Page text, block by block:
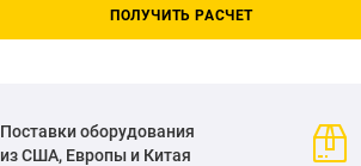
ПОЛУЧИТЬ РАСЧЕТ
Поставки оборудования
из США, Европы и Китая